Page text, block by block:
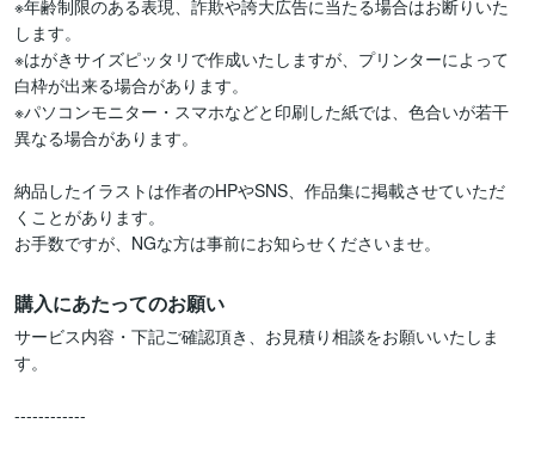
※年齢制限のある表現、詐欺や誇大広告に当たる場合はお断りいた
します。
※はがきサイズピッタリで作成いたしますが、プリンターによって
白枠が出来る場合があります。
※パソコンモニター・スマホなどと印刷した紙では、色合いが若干
異なる場合があります。
納品したイラストは作者のHPやSNS、作品集に掲載させていただ
くことがあります。
お手数ですが、NGな方は事前にお知らせくださいませ。
購入にあたってのお願い
サービス内容・下記ご確認頂き、お見積り相談をお願いいたしま
す。
------------